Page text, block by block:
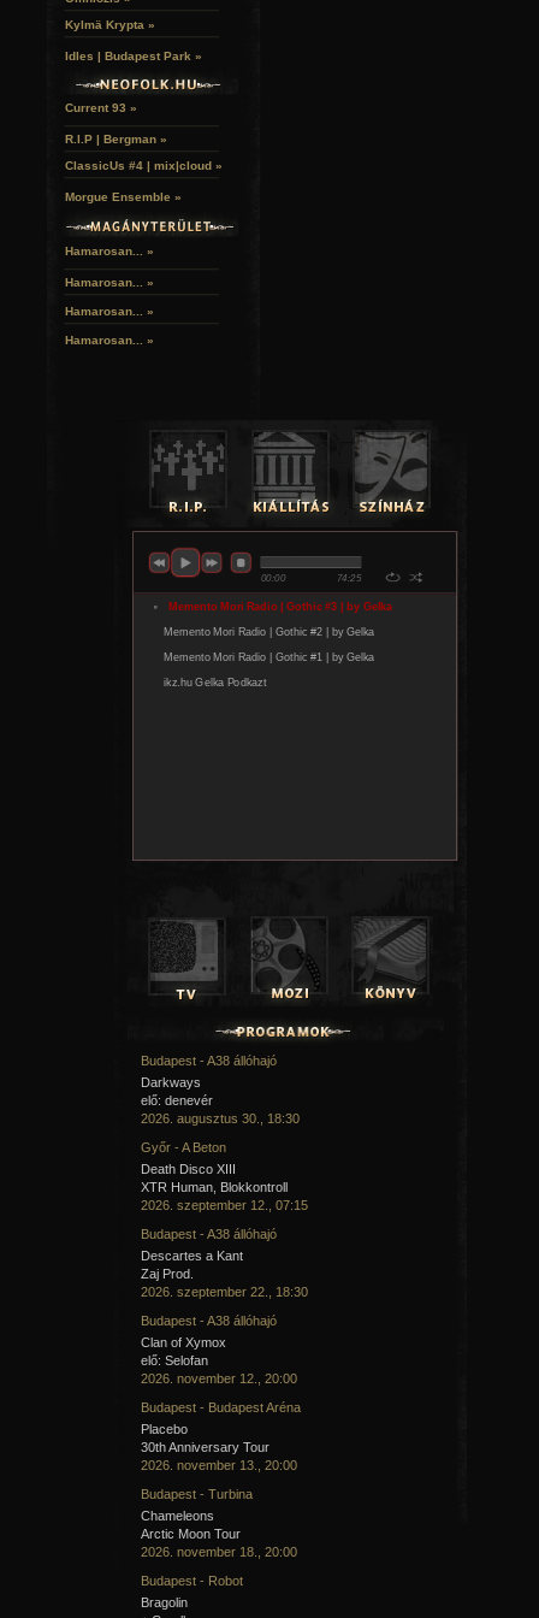
Kylmä Krypta »
Idles | Budapest Park »
Current 93 »
R.I.P | Bergman »
ClassicUs #4 | mix|cloud »
Morgue Ensemble »
Hamarosan... »
Hamarosan... »
Hamarosan... »
Hamarosan... »
Budapest - A38 állóhajó
Darkways
elő: denevér
2026. augusztus 30., 18:30
Győr - A Beton
Death Disco XIII
XTR Human, Blokkontroll
2026. szeptember 12., 07:15
Budapest - A38 állóhajó
Descartes a Kant
Zaj Prod.
2026. szeptember 22., 18:30
Budapest - A38 állóhajó
Clan of Xymox
elő: Selofan
2026. november 12., 20:00
Budapest - Budapest Aréna
Placebo
30th Anniversary Tour
2026. november 13., 20:00
Budapest - Turbina
Chameleons
Arctic Moon Tour
2026. november 18., 20:00
Budapest - Robot
Bragolin